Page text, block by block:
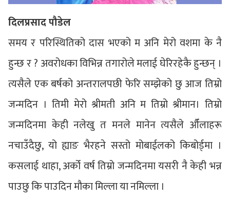
दिलप्रसाद पौडेल
समय र परिस्थितिको दास भएको म अनि मेरो वशमा के नै
हुन्छ र ? अवरोधका विभिन्न तगारोले मलाई घेरिरहेकै हुन्छन् ।
त्यसैले एक बर्षको अन्तरालपछी फेरि सम्झेको छु आज तिम्रो
जन्मदिन । तिमी मेरो श्रीमती अनि म तिम्रो श्रीमान। तिम्रो
जन्मदिनमा केही नलेखु त मनले मानेन त्यसैले औँलाहरू
नचाउँदैछु, यो ह्याङ भैरहने सस्तो मोबाईलको किबोर्ड्मा ।
कसलाई थाहा, अर्को वर्ष तिम्रो जन्मदिनमा यसरी नै केही भन्न
पाउछु कि पाउदिन मौका मिल्ला या नमिल्ला ।